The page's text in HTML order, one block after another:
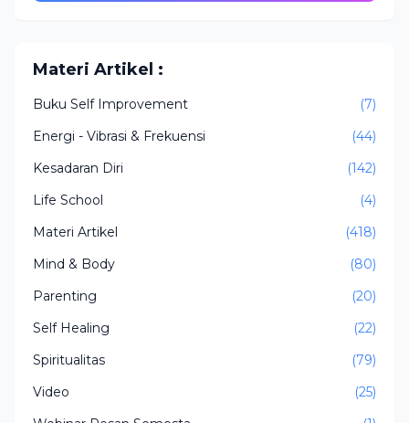
Materi Artikel :
Buku Self Improvement
(7)
Energi - Vibrasi & Frekuensi
(44)
Kesadaran Diri
(142)
Life School
(4)
Materi Artikel
(418)
Mind & Body
(80)
Parenting
(20)
Self Healing
(22)
Spiritualitas
(79)
Video
(25)